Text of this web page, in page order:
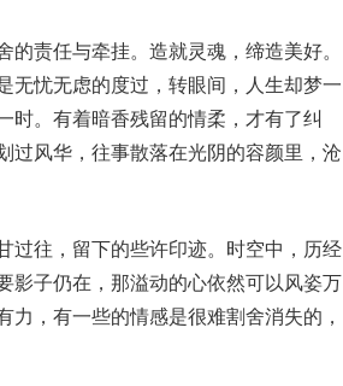
责任与牵挂。造就灵魂，缔造美好。
无忧无虑的度过，转眼间，人生却梦一
时。有着暗香残留的情柔，才有了纠
过风华，往事散落在光阴的容颜里，沧
过往，留下的些许印迹。时空中，历经
影子仍在，那溢动的心依然可以风姿万
，有一些的情感是很难割舍消失的，